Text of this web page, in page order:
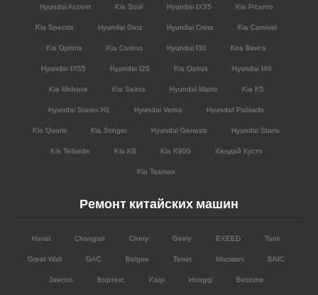
Hyundai Accent Kia Soul Hyundai IX35 Kia Picanto
Kia Spectra Hyundai Getz Hyundai Creta Kia Carnival
Kia Optima Kia Carens Hyundai I30 Киа Венга
Hyundai IX55 Hyundai I20 Kia Opirus Hyundai I40
Kia Mohave Kia Seltos Hyundai Matrix Kia K5
Hyundai Starex H1 Hyundai Verna HyundaI Palisade
Kia Quoris Kia Stinger Hyundai Genesis Hyundai Staria
Kia Telluride Kia K8 Kia K900 Хендай Кусто
Kia Tasman
Ремонт китайских машин
Haval Changan Chery Geely EXEED Tank
Great Wall GAC Belgee Tenet Москвич BAIC
Jaecoo Вортекс Kaiyi Hongqi Bestune